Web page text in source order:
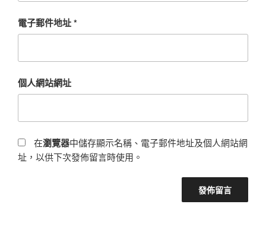
電子郵件地址*
個人網站網址
在瀏覽器中儲存顯示名稱、電子郵件地址及個人網站網
址，以供下次發佈留言時使用。